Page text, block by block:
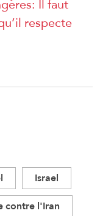
respecte
Israel
contre l'Iran